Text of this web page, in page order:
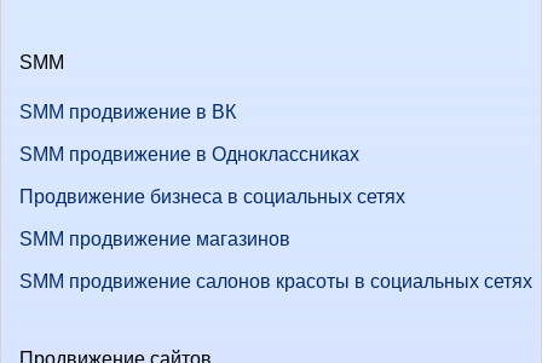
SMM
SMM продвижение в ВК
SMM продвижение в Одноклассниках
Продвижение бизнеса в социальных сетях
SMM продвижение магазинов
SMM продвижение салонов красоты в социальных сетях